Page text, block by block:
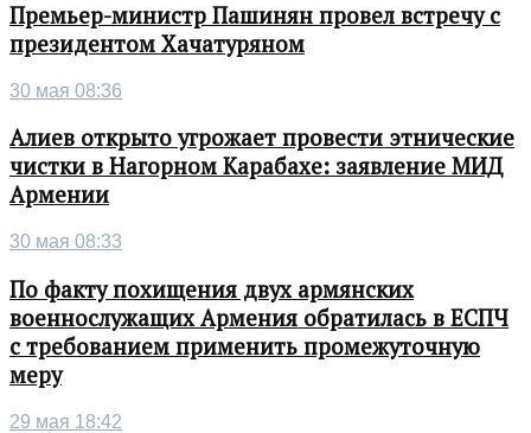
Премьер-министр Пашинян провел встречу с
президентом Хачатуряном
30 мая 08:36
Алиев открыто угрожает провести этнические
чистки в Нагорном Карабахе: заявление МИД
Армении
30 мая 08:33
По факту похищения двух армянских
военнослужащих Армения обратилась в ЕСПЧ
с требованием применить промежуточную
меру
29 мая 18:42